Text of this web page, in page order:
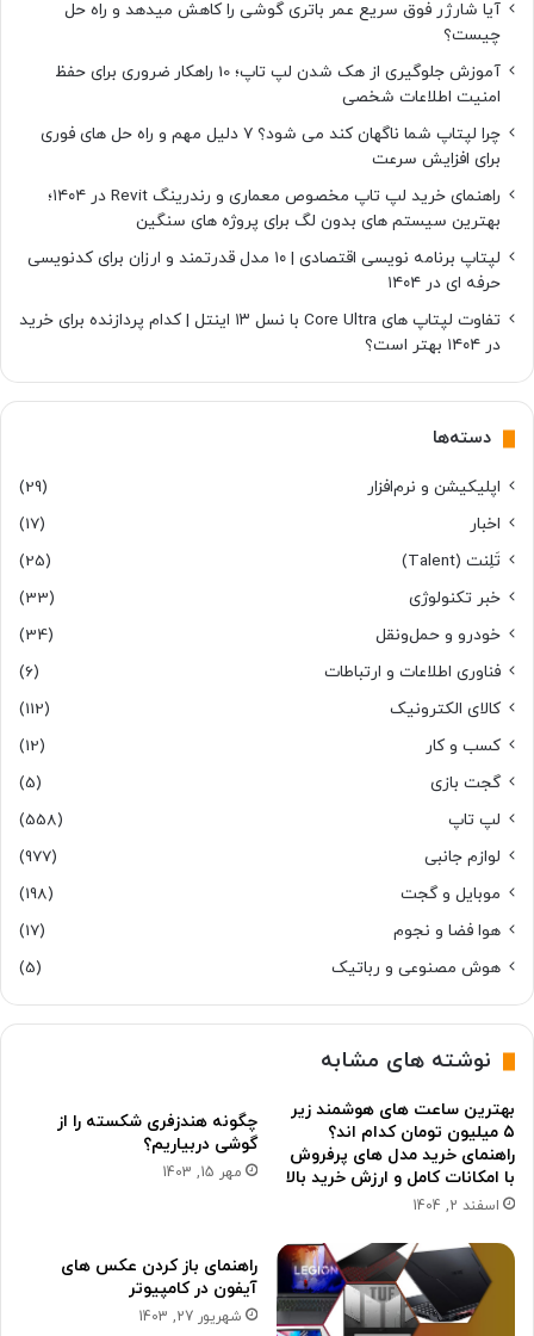
آیا شارژر فوق سریع عمر باتری گوشی را کاهش میدهد و راه حل
چیست؟
آموزش جلوگیری از هک شدن لپ تاپ؛ 10 راهکار ضروری برای حفظ
امنیت اطلاعات شخصی
چرا لپتاپ شما ناگهان کند می شود؟ ۷ دلیل مهم و راه حل های فوری
برای افزایش سرعت
راهنمای خرید لپ تاپ مخصوص معماری و رندرینگ Revit در ۱۴۰۴؛
بهترین سیستم های بدون لگ برای پروژه های سنگین
لپتاپ برنامه نویسی اقتصادی | ۱۰ مدل قدرتمند و ارزان برای کدنویسی
حرفه ای در ۱۴۰۴
تفاوت لپتاپ های Core Ultra با نسل ۱۳ اینتل | کدام پردازنده برای خرید
در ۱۴۰۴ بهتر است؟
دسته‌ها
اپلیکیشن و نرم‌افزار
(29)
اخبار
(17)
تَلِنت (Talent)
(25)
خبر تکنولوژی
(33)
خودرو و حمل‌و‌نقل
(34)
فناوری اطلاعات و ارتباطات
(6)
کالای الکترونیک
(112)
کسب و کار
(12)
گجت بازی
(5)
لپ تاپ
(558)
لوازم جانبی
(977)
موبایل و گجت
(198)
هوا فضا و نجوم
(17)
هوش مصنوعی و رباتیک
(5)
نوشته های مشابه
بهترین ساعت های هوشمند زیر
۵ میلیون تومان کدام اند؟
راهنمای خرید مدل های پرفروش
با امکانات کامل و ارزش خرید بالا
اسفند 2, 1404
چگونه هندزفری شکسته را از
گوشی دربیاریم؟
مهر 15, 1403
راهنمای باز کردن عکس های
آیفون در کامپیوتر
شهریور 27, 1403